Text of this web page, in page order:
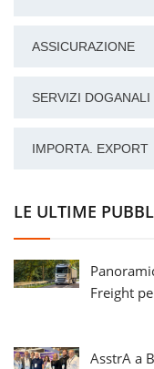
ASSICURAZIONE
SERVIZI DOGANALI
IMPORTA. EXPORT
LE ULTIME
Freight
AsstrA a